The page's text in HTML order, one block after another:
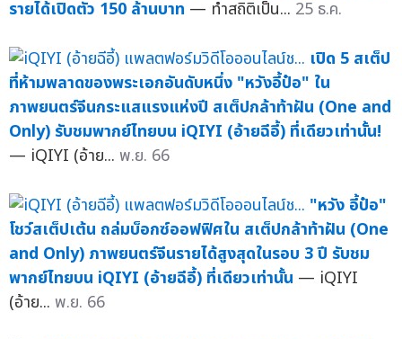
รายได้เปิดตัว 150 ล้านบาท — ทำสถิติเป็น... 25 ธ.ค.
เปิด 5 สเต็ป
ที่ห้ามพลาดของพระเอกอันดับหนึ่ง "หวังอี้ป๋อ" ใน
ภาพยนตร์จีนกระแสแรงแห่งปี สเต็ปกล้าท้าฝัน (One and
Only) รับชมพากย์ไทยบน iQIYI (อ้ายฉีอี้) ที่เดียวเท่านั้น!
— iQIYI (อ้าย... พ.ย. 66
"หวัง อี้ป๋อ"
โชว์สเต็ปเต้น ถล่มบ็อกซ์ออฟฟิศใน สเต็ปกล้าท้าฝัน (One
and Only) ภาพยนตร์จีนรายได้สูงสุดในรอบ 3 ปี รับชม
พากย์ไทยบน iQIYI (อ้ายฉีอี้) ที่เดียวเท่านั้น — iQIYI
(อ้าย... พ.ย. 66